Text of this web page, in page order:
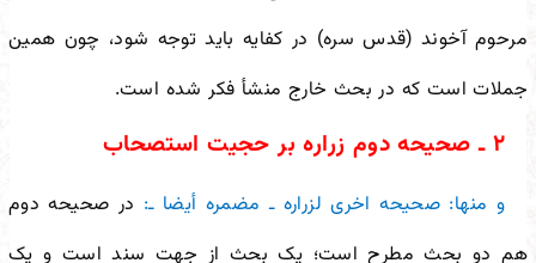
مرحوم آخوند (قدس سره) در کفایه باید توجه شود، چون همین
جملات است که در بحث خارج منشأ فکر شده است.
٢ ـ صحیحه دوم زراره بر حجیت استصحاب
و منها: صحیحه اخرى لزراره ـ مضمره أیضا ـ: در صحیحه دوم
هم دو بحث مطرح است؛ یک بحث از جهت سند است و یک